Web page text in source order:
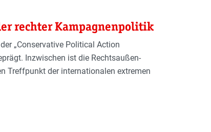
rechter Kampagnenpolitik
„Conservative Political Action
Inzwischen ist die Rechtsaußen-
Treffpunkt der internationalen extremen